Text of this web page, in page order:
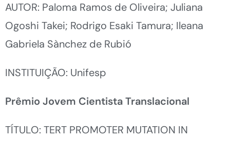
AUTOR: Paloma Ramos de Oliveira; Juliana
Ogoshi Takei; Rodrigo Esaki Tamura; Ileana
Gabriela Sànchez de Rubió
INSTITUIÇÃO: Unifesp
Prêmio Jovem Cientista Translacional
TÍTULO: TERT PROMOTER MUTATION IN